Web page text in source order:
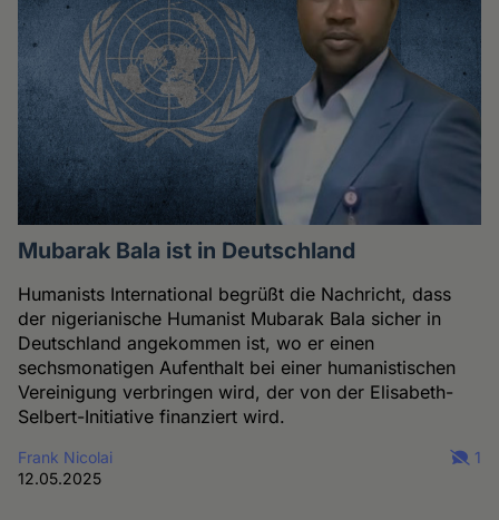
Mubarak Bala ist in Deutschland
Humanists International begrüßt die Nachricht, dass
der nigerianische Humanist Mubarak Bala sicher in
Deutschland angekommen ist, wo er einen
sechsmonatigen Aufenthalt bei einer humanistischen
Vereinigung verbringen wird, der von der Elisabeth-
Selbert-Initiative finanziert wird.
Frank Nicolai
12.05.2025
1